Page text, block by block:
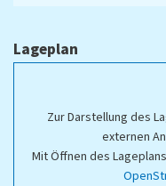
Lageplan
Zur Darstellung des
externen
Mit Öffnen des